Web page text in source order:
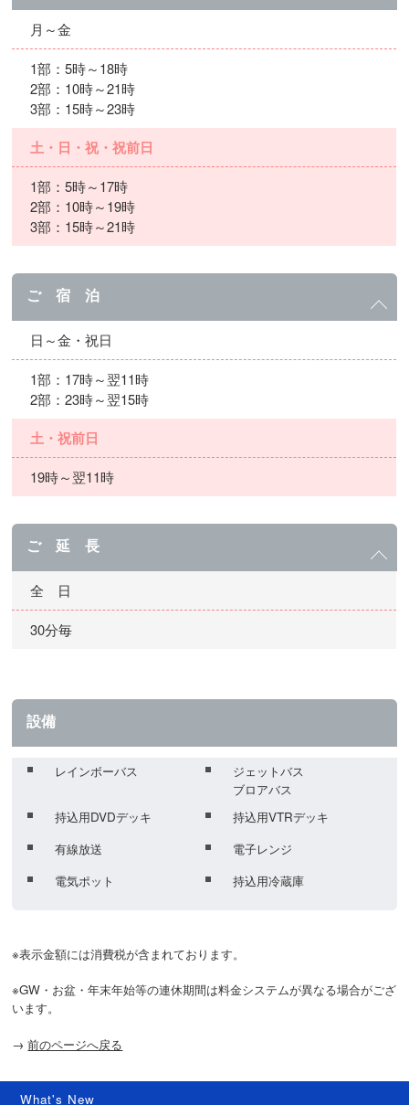
月～金
1部：5時～18時
2部：10時～21時
3部：15時～23時
土・日・祝・祝前日
1部：5時～17時
2部：10時～19時
3部：15時～21時
ご 宿 泊
日～金・祝日
1部：17時～翌11時
2部：23時～翌15時
土・祝前日
19時～翌11時
ご 延 長
全 日
30分毎
設備
レインボーバス
ジェットバス
ブロアバス
持込用DVDデッキ
持込用VTRデッキ
有線放送
電子レンジ
電気ポット
持込用冷蔵庫
※表示金額には消費税が含まれております。
※GW・お盆・年末年始等の連休期間は料金システムが異なる場合がござ
います。
→ 前のページへ戻る
What's New